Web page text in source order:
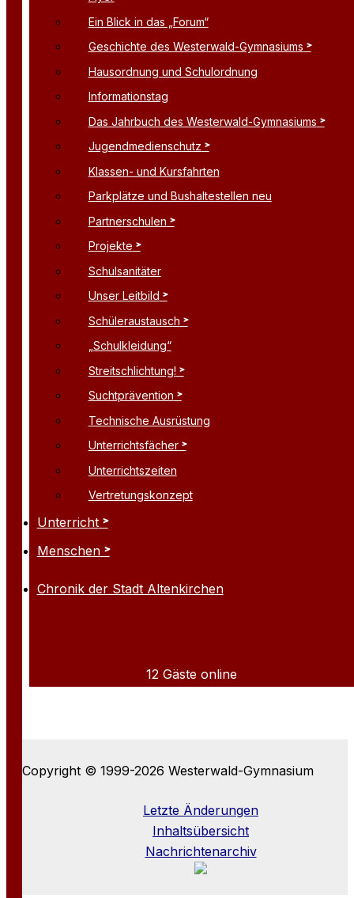
Ein Blick in das „Forum“
Geschichte des Westerwald-Gymnasiums
Hausordnung und Schulordnung
Informationstag
Das Jahrbuch des Westerwald-Gymnasiums
Jugendmedienschutz
Klassen- und Kursfahrten
Parkplätze und Bushaltestellen neu
Partnerschulen
Projekte
Schulsanitäter
Unser Leitbild
Schüleraustausch
„Schulkleidung“
Streitschlichtung!
Suchtprävention
Technische Ausrüstung
Unterrichtsfächer
Unterrichtszeiten
Vertretungskonzept
Unterricht
Menschen
Chronik der Stadt Altenkirchen
12 Gäste online
Copyright © 1999-2026 Westerwald-Gymnasium
Letzte Änderungen
Inhaltsübersicht
Nachrichtenarchiv